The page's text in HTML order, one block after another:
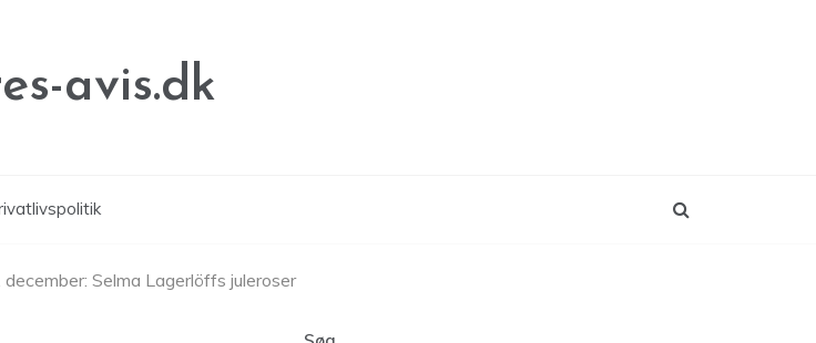
avis.dk
Selma Lagerlöffs juleroser